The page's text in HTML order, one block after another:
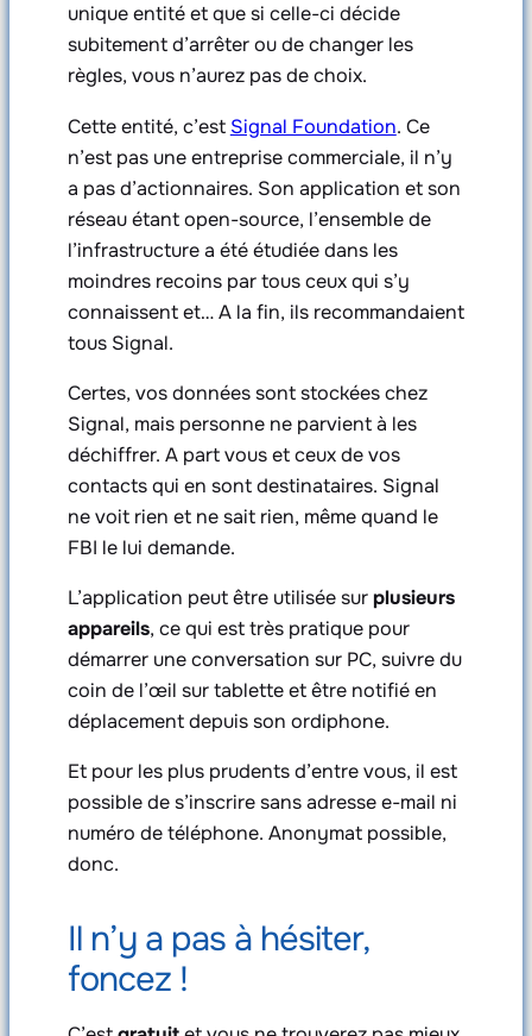
unique entité et que si celle-ci décide
subitement d’arrêter ou de changer les
règles, vous n’aurez pas de choix.
Cette entité, c’est Signal Foundation. Ce
n’est pas une entreprise commerciale, il n’y
a pas d’actionnaires. Son application et son
réseau étant open-source, l’ensemble de
l’infrastructure a été étudiée dans les
moindres recoins par tous ceux qui s’y
connaissent et… A la fin, ils recommandaient
tous Signal.
Certes, vos données sont stockées chez
Signal, mais personne ne parvient à les
déchiffrer. A part vous et ceux de vos
contacts qui en sont destinataires. Signal
ne voit rien et ne sait rien, même quand le
FBI le lui demande.
L’application peut être utilisée surplusieurs
appareils, ce qui est très pratique pour
démarrer une conversation sur PC, suivre du
coin de l’œil sur tablette et être notifié en
déplacement depuis son ordiphone.
Et pour les plus prudents d’entre vous, il est
possible de s’inscrire sans adresse e-mail ni
numéro de téléphone. Anonymat possible,
donc.
Il n’y a pas à hésiter,
foncez !